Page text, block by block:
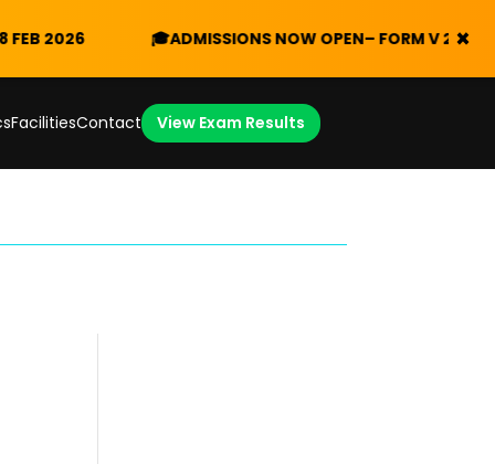
🎓ADMISSIONS NOW OPEN– FORM V 2026/2027 ×
FacilitiesContact View Exam Results